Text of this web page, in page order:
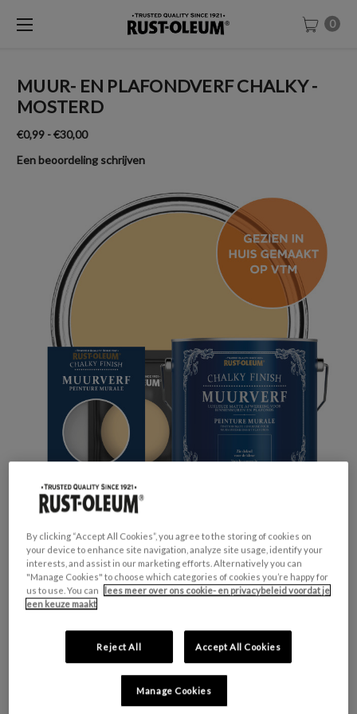
0
MUUR- EN PLAFONDVERF CHALKY -
MOSTERD
€0,99 - €30,00
Een beoordeling schrijven
GESCHIKT VOOR:
KLEURCOLLECTIE: Pastel tinten
Mat
By clicking “Accept All Cookies”, you agree to the storing of cookies on
your device to enhance site navigation, analyze site usage, identify your
interests, and assist in our marketing efforts. Alternatively you can
"Manage Cookies" to choose which categories of cookies you’re happy for
us to use. You can
lees meer over ons cookie- en privacybeleid voordat je
een keuze maakt
Reject All Accept All Cookies
Manage Cookies